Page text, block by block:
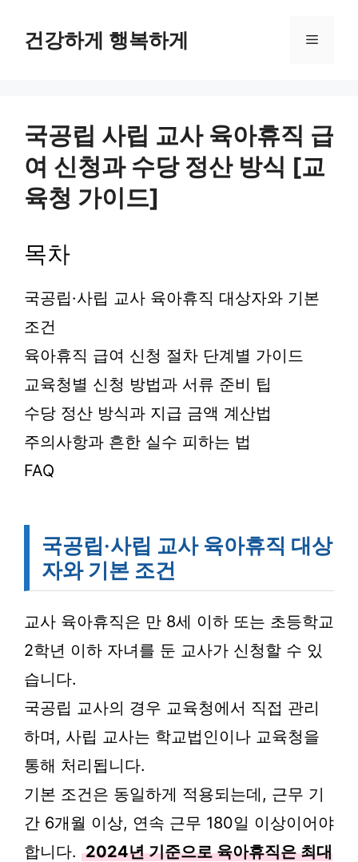
건강하게 행복하게 메
국공립 사립 교사 육아휴직 급
여 신청과 수당 정산 방식 [교
육청 가이드]
목차
국공립·사립 교사 육아휴직 대상자와 기본
조건
육아휴직 급여 신청 절차 단계별 가이드
교육청별 신청 방법과 서류 준비 팁
수당 정산 방식과 지급 금액 계산법
주의사항과 흔한 실수 피하는 법
FAQ
국공립·사립 교사 육아휴직 대상
자와 기본 조건
교사 육아휴직은 만 8세 이하 또는 초등학교
2학년 이하 자녀를 둔 교사가 신청할 수 있
습니다.
국공립 교사의 경우 교육청에서 직접 관리
하며, 사립 교사는 학교법인이나 교육청을
통해 처리됩니다.
기본 조건은 동일하게 적용되는데, 근무 기
간 6개월 이상, 연속 근무 180일 이상이어야
합니다. 2024년 기준으로 육아휴직은 최대